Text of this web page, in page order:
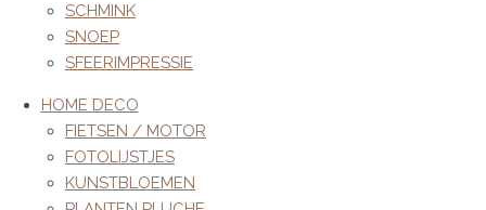
SCHMINK
SNOEP
SFEERIMPRESSIE
HOME DECO
FIETSEN / MOTOR
FOTOLIJSTJES
KUNSTBLOEMEN